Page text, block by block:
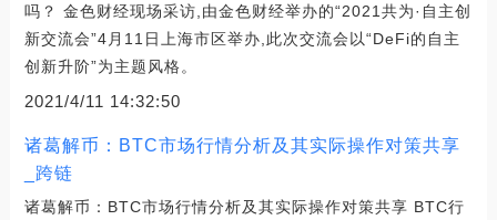
吗？ 金色财经现场采访,由金色财经举办的“2021共为·自主创
新交流会”4月11日上海市区举办,此次交流会以“DeFi的自主
创新升阶”为主题风格。
2021/4/11 14:32:50
诸葛解币：BTC市场行情分析及其实际操作对策共享
_跨链
诸葛解币：BTC市场行情分析及其实际操作对策共享 BTC行